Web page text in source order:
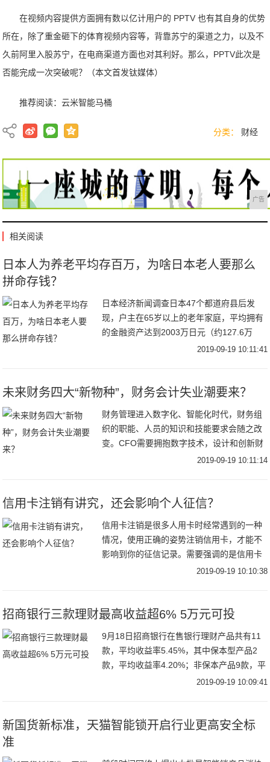
在视频内容提供方面拥有数以亿计用户的 PPTV 也有其自身的优势
所在，除了重金砸下的体育视频内容等，背靠苏宁的渠道之力，以及不
久前阿里入股苏宁，在电商渠道方面也对其利好。那么，PPTV此次是
否能完成一次突破呢？（本文首发钛媒体）
推荐阅读：云米智能马桶
分类： 财经
广告
相关阅读
日本人为养老平均存百万，为啥日本老人要那么
拼命存钱？
日本经济新闻调查日本47个都道府县后发
现，户主在65岁以上的老年家庭，平均拥有
的金融资产达到2003万日元（约127.6万
CNY）。其中东京都地区老年家庭平均拥有
2019-09-19 10:11:41
未来财务四大“新物种”，财务会计失业潮要来？
财务管理进入数字化、智能化时代，财务组
织的职能、人员的知识和技能要求会随之改
变。CFO需要拥抱数字技术，设计和创新财
务组织、流程和能力体系，并不断应用到企
2019-09-19 10:11:14
信用卡注销有讲究，还会影响个人征信？
信用卡注销是很多人用卡时经常遇到的一种
情况，使用正确的姿势注销信用卡，才能不
影响到你的征信记录。需要强调的是信用卡
注销实际上是分为两种的：一种是销卡，另
2019-09-19 10:10:38
招商银行三款理财最高收益超6% 5万元可投
9月18日招商银行在售银行理财产品共有11
款，平均收益率5.45%，其中保本型产品2
款，平均收益率4.20%；非保本产品9款，平
均收益率6.08%。从产品期限来看，1-3个月
2019-09-19 10:09:41
新国货新标准，天猫智能锁开启行业更高安全标
准